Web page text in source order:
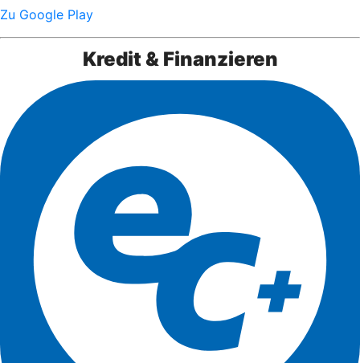
Zu Google Play
Kredit & Finanzieren